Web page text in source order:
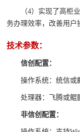
（4）实现了高柜
务办理效率，改善用户
技术参数：
信创配置：
操作系统：统信或
处理器：飞腾或鲲
非信创配置：